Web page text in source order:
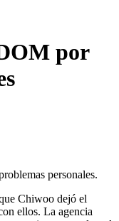
por
personales.
Chiwoo dejó el
ellos. La agencia